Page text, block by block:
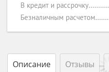
В кредит и рассрочку
Безналичным расчетом
Описание Отзывы